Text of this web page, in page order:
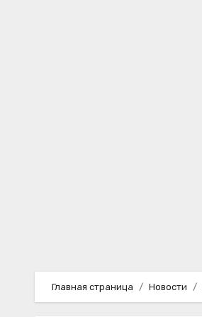
Главная страница Новости